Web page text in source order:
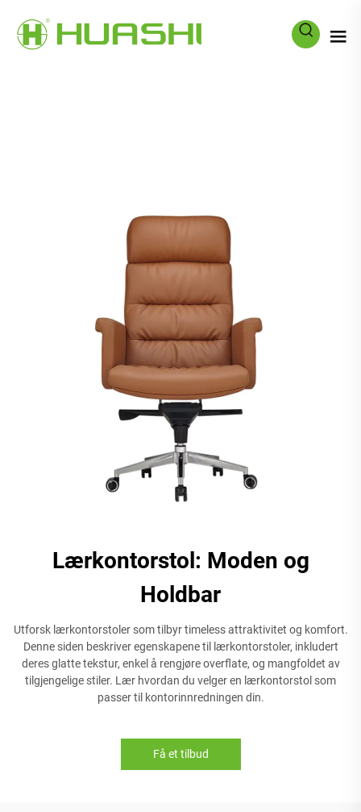
Lærkontorstol: Moden og
Holdbar
Utforsk lærkontorstoler som tilbyr timeless attraktivitet og komfort.
Denne siden beskriver egenskapene til lærkontorstoler, inkludert
deres glatte tekstur, enkel å rengjøre overflate, og mangfoldet av
tilgjengelige stiler. Lær hvordan du velger en lærkontorstol som
passer til kontorinnredningen din.
Få et tilbud